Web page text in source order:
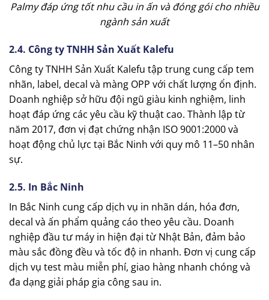
Palmy đáp ứng tốt nhu cầu in ấn và đóng gói cho nhiều
ngành sản xuất
2.4. Công ty TNHH Sản Xuất Kalefu
Công ty TNHH Sản Xuất Kalefu tập trung cung cấp tem
nhãn, label, decal và màng OPP với chất lượng ổn định.
Doanh nghiệp sở hữu đội ngũ giàu kinh nghiệm, linh
hoạt đáp ứng các yêu cầu kỹ thuật cao. Thành lập từ
năm 2017, đơn vị đạt chứng nhận ISO 9001:2000 và
hoạt động chủ lực tại Bắc Ninh với quy mô 11–50 nhân
sự.
2.5. In Bắc Ninh
In Bắc Ninh cung cấp dịch vụ in nhãn dán, hóa đơn,
decal và ấn phẩm quảng cáo theo yêu cầu. Doanh
nghiệp đầu tư máy in hiện đại từ Nhật Bản, đảm bảo
màu sắc đồng đều và tốc độ in nhanh. Đơn vị cung cấp
dịch vụ test màu miễn phí, giao hàng nhanh chóng và
đa dạng giải pháp gia công sau in.